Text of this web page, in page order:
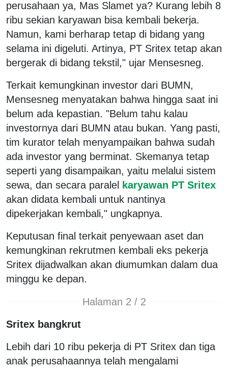
perusahaan ya, Mas Slamet ya? Kurang lebih 8
ribu sekian karyawan bisa kembali bekerja.
Namun, kami berharap tetap di bidang yang
selama ini digeluti. Artinya, PT Sritex tetap akan
bergerak di bidang tekstil," ujar Mensesneg.
Terkait kemungkinan investor dari BUMN,
Mensesneg menyatakan bahwa hingga saat ini
belum ada kepastian. "Belum tahu kalau
investornya dari BUMN atau bukan. Yang pasti,
tim kurator telah menyampaikan bahwa sudah
ada investor yang berminat. Skemanya tetap
seperti yang disampaikan, yaitu melalui sistem
sewa, dan secara paralel
karyawan PT Sritex
akan didata kembali untuk nantinya
dipekerjakan kembali," ungkapnya.
Keputusan final terkait penyewaan aset dan
kemungkinan rekrutmen kembali eks pekerja
Sritex dijadwalkan akan diumumkan dalam dua
minggu ke depan.
Halaman 2 / 2
Sritex bangkrut
Lebih dari 10 ribu pekerja di PT Sritex dan tiga
anak perusahaannya telah mengalami